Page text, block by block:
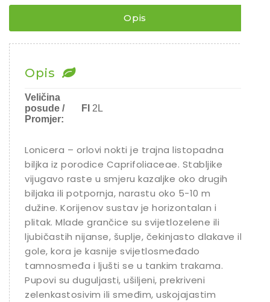
¨
Opis
Opis
Veličina
posude /
Promjer:
FI 2L
Lonicera – orlovi nokti je trajna listopadna
biljka iz porodice Caprifoliaceae. Stabljike
vijugavo raste u smjeru kazaljke oko drugih
biljaka ili potpornja, narastu oko 5-10 m
dužine. Korijenov sustav je horizontalan i
plitak. Mlade grančice su svijetlozelene ili
ljubičastih nijanse, šuplje, čekinjasto dlakave ili
gole, kora je kasnije svijetlosmeđado
tamnosmeđa i ljušti se u tankim trakama.
Pupovi su duguljasti, ušiljeni, prekriveni
zelenkastosivim ili smeđim, uskojajastim